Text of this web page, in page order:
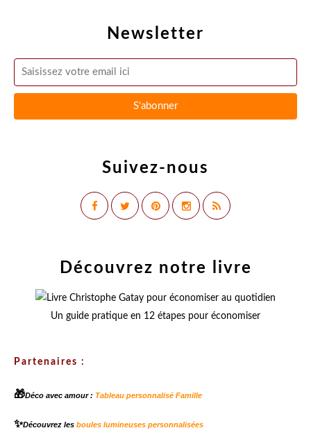
Newsletter
Suivez-nous
Découvrez notre livre
Un guide pratique en 12 étapes pour économiser
Partenaires :
🎁Déco avec amour : Tableau personnalisé Famille
✨Découvrez les boules lumineuses personnalisées